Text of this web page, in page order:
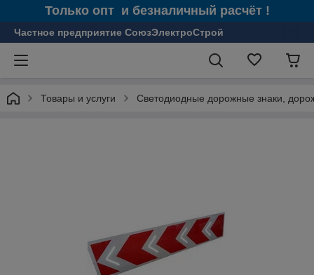
Только опт и безналичный расчёт !
Частное предприятие СоюзЭлектроСтрой
Товары и услуги Светодиодные дорожные знаки,